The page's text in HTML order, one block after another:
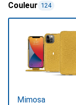
Couleur 124
Mimosa